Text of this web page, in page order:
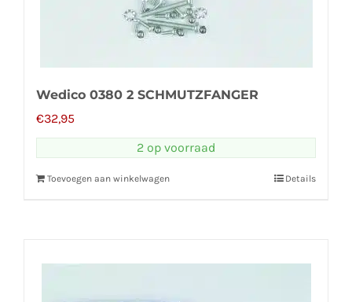
Wedico 0380 2 SCHMUTZFANGER
€32,95
2 op voorraad
Toevoegen aan winkelwagen Details